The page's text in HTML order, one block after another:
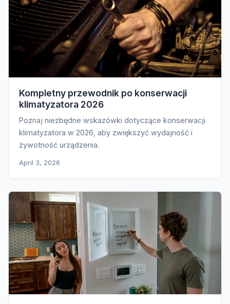
Kompletny przewodnik po konserwacji
klimatyzatora 2026
Poznaj niezbędne wskazówki dotyczące konserwacji
klimatyzatora w 2026, aby zwiększyć wydajność i
żywotność urządzenia.
April 3, 2026